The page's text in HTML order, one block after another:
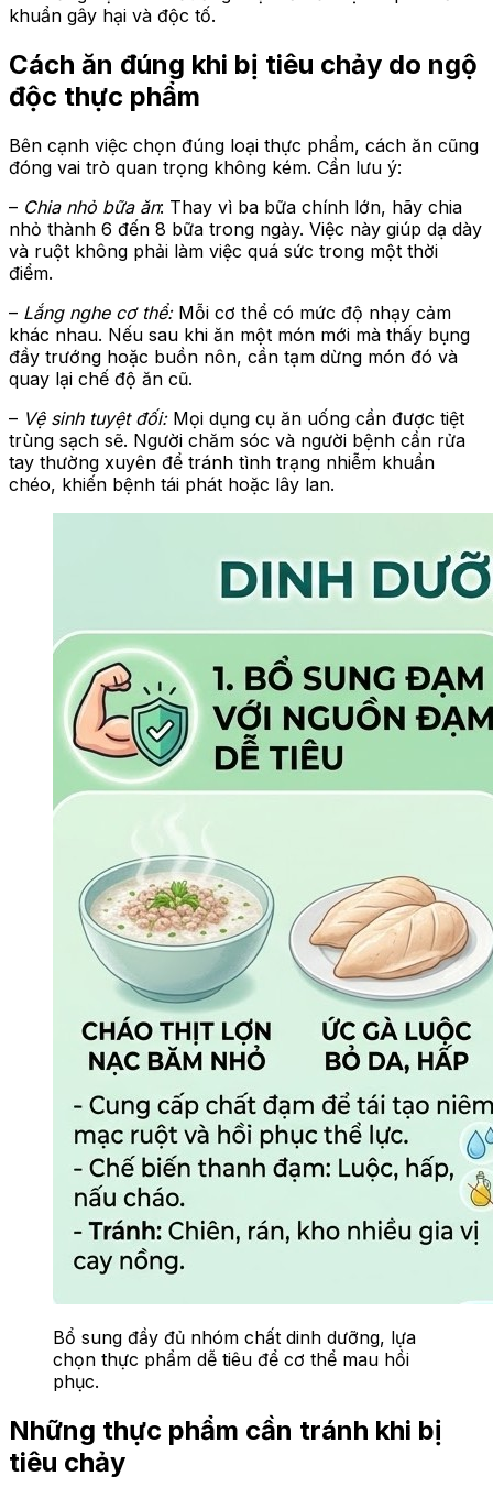
khuẩn gây hại và độc tố.
Cách ăn đúng khi bị tiêu chảy do ngộ
độc thực phẩm
Bên cạnh việc chọn đúng loại thực phẩm, cách ăn cũng
đóng vai trò quan trọng không kém. Cần lưu ý:
– Chia nhỏ bữa ăn: Thay vì ba bữa chính lớn, hãy chia
nhỏ thành 6 đến 8 bữa trong ngày. Việc này giúp dạ dày
và ruột không phải làm việc quá sức trong một thời
điểm.
– Lắng nghe cơ thể: Mỗi cơ thể có mức độ nhạy cảm
khác nhau. Nếu sau khi ăn một món mới mà thấy bụng
đầy trướng hoặc buồn nôn, cần tạm dừng món đó và
quay lại chế độ ăn cũ.
– Vệ sinh tuyệt đối:Mọi dụng cụ ăn uống cần được tiệt
trùng sạch sẽ. Người chăm sóc và người bệnh cần rửa
tay thường xuyên để tránh tình trạng nhiễm khuẩn
chéo, khiến bệnh tái phát hoặc lây lan.
Bổ sung đầy đủ nhóm chất dinh dưỡng, lựa
chọn thực phẩm dễ tiêu để cơ thể mau hồi
phục.
Những thực phẩm cần tránh khi bị
tiêu chảy